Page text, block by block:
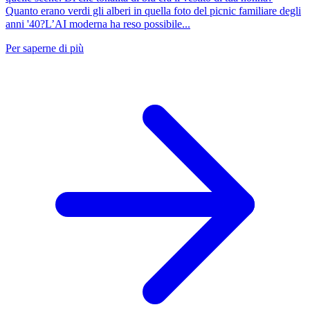
Quanto erano verdi gli alberi in quella foto del picnic familiare degli
anni '40?L’AI moderna ha reso possibile...
Per saperne di più